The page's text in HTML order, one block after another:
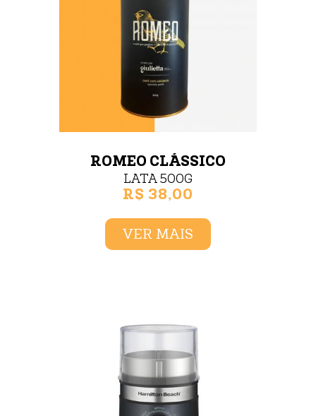
ROMEO CLÁSSICO
LATA 500G
R$ 38,00
VER MAIS